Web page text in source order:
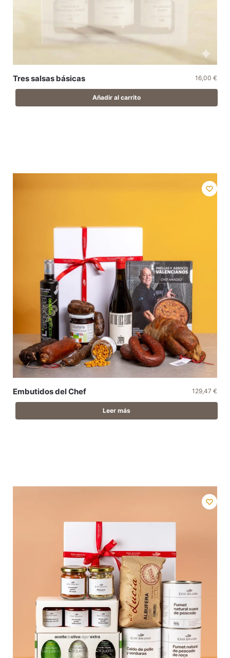
Tres salsas básicas 16,00 €
Añadir al carrito
Embutidos del Chef 129,47 €
Leer más